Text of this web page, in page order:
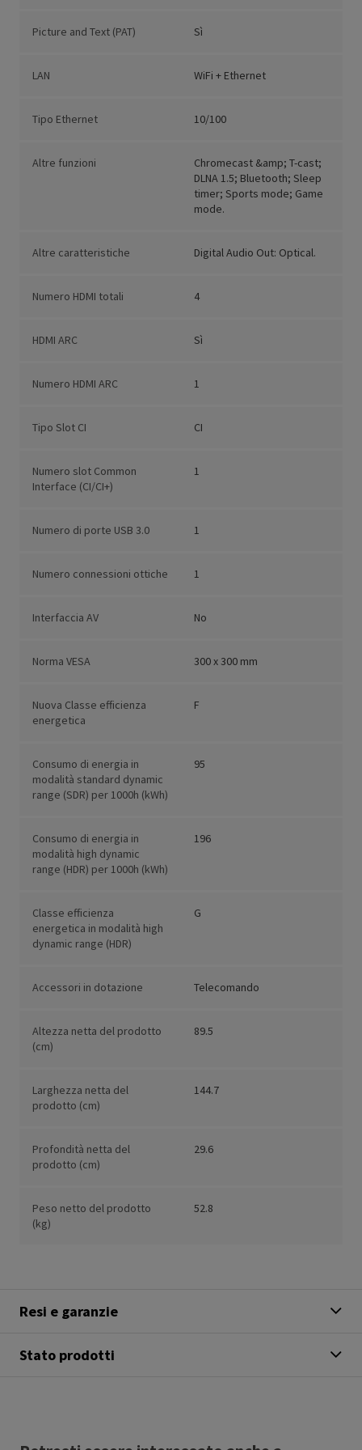
Picture and Text (PAT) Sì
LAN WiFi + Ethernet
Tipo Ethernet 10/100
Altre funzioni
Chromecast &amp; T-cast;
DLNA 1.5; Bluetooth; Sleep
timer; Sports mode; Game
mode.
Altre caratteristiche Digital Audio Out: Optical.
Numero HDMI totali 4
HDMI ARC Sì
Numero HDMI ARC 1
Tipo Slot CI CI
Numero slot Common
Interface (CI/CI+)
1
Numero di porte USB 3.0 1
Numero connessioni ottiche 1
Interfaccia AV No
Norma VESA 300 x 300 mm
Nuova Classe efficienza
energetica
F
Consumo di energia in
modalità standard dynamic
range (SDR) per 1000h (kWh)
95
Consumo di energia in
modalità high dynamic
range (HDR) per 1000h (kWh)
196
Classe efficienza
energetica in modalità high
dynamic range (HDR)
G
Accessori in dotazione Telecomando
Altezza netta del prodotto
(cm)
89.5
Larghezza netta del
prodotto (cm)
144.7
Profondità netta del
prodotto (cm)
29.6
Peso netto del prodotto
(kg)
52.8
Resi e garanzie
Stato prodotti